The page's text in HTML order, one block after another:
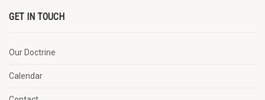
GET IN TOUCH
Our Doctrine
Calendar